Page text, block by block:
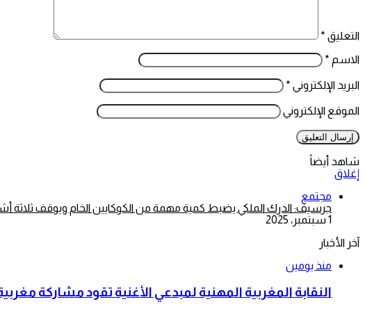
التعليق *
الاسم *
البريد الإلكتروني *
الموقع الإلكتروني
شاهد أيضاً
إغلاق
مجتمع
جرسيف: الدرك الملكي يضبط كمية مهمة من الكوكايين الخام ويوقف ثلاثة
1 سبتمبر، 2025
آخر الأخبار
منذ يومين
النقابة المغربية المهنية لمبدعي الأغنية تقود مشاركة